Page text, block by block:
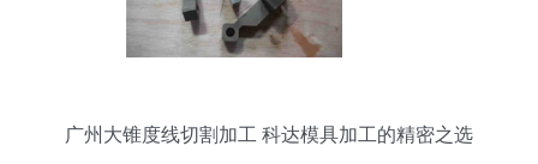
广州大锥度线切割加工 科达模具加工的精密之选